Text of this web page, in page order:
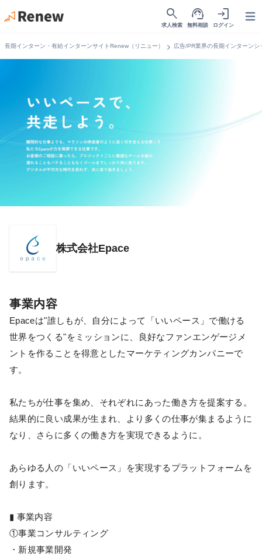
search
求人検索
support_agent
無料相談
login
ログイン
長期インターン・有給インターンサイトRenew（リニュー） chevron_right 広告/PR業界の長期インターンシ
株式会社Epace
事業内容
Epaceは"誰しもが、自分によって「いいペース」で働ける
世界をつくる"をミッションに、良好なファンエンゲージメ
ントを作ることを得意としたマーケティングカンパニーで
す。
私たちが仕事を集め、それぞれにあった働き方を提案する。
結果的に良い成果が生まれ、より多くの仕事が集まるように
なり、さらに多くの働き方を実現できるように。
あらゆる人の「いいペース」を実現するプラットフォームを
創ります。
▮ 事業内容
①事業コンサルティング
・新規事業開発